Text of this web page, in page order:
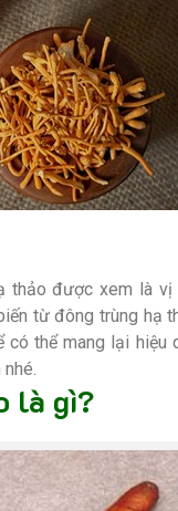
thảo được xem là
từ đông trùng hạ
có thể mang lại
là gì?